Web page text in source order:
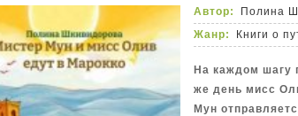
Автор:
Полина
Жанр:
Книги о
На каждом шагу
же день мисс
Мун